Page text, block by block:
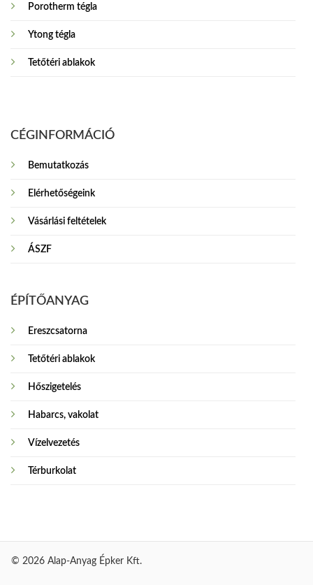
CÉGINFORMÁCIÓ
Bemutatkozás
Elérhetőségeink
Vásárlási feltételek
ÁSZF
ÉPÍTŐANYAG
Ereszcsatorna
Tetőtéri ablakok
Hőszigetelés
Habarcs, vakolat
Vízelvezetés
Térburkolat
Porotherm tégla
Ytong tégla
Tetőtéri ablakok
© 2026 Alap-Anyag Épker Kft.